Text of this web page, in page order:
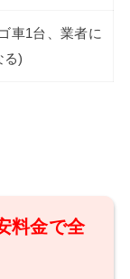
車1台、業者に
る)
料金で全